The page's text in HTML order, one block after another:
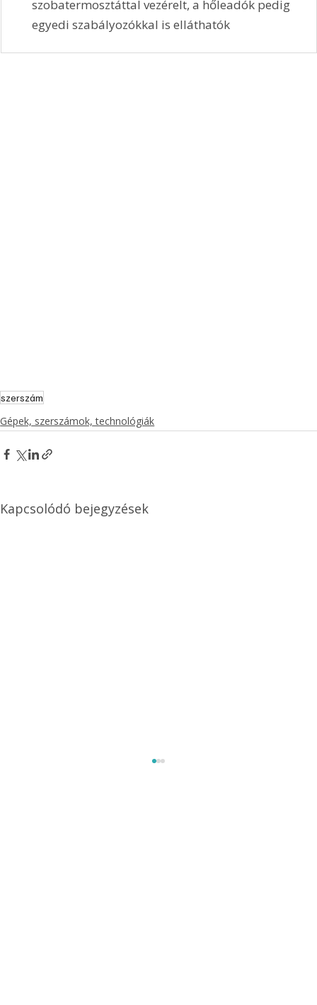
szobatermosztáttal vezérelt, a hőleadók pedig
egyedi szabályozókkal is elláthatók
szerszám
Gépek, szerszámok, technológiák
Kapcsolódó bejegyzések